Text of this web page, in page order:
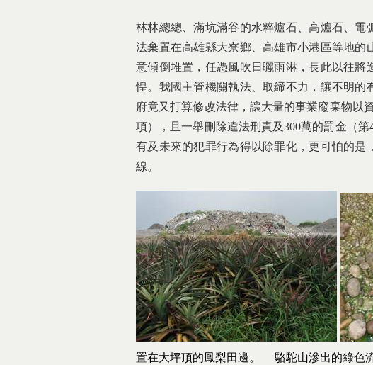
林林總總、滿坑滿谷的水粹爐石、高爐石、
法棄置在高雄縣大寮鄉、高雄市小港區等地
意傾倒堆置，任憑風吹日曬雨淋，長此以往
惶。我國主管機關執法、取締不力，讓不明
府竟又打算修改法律，讓大量的事業廢棄物以
項），且一舉刪除違法刑責及300萬的罰金（
有及未來的犯罪行為得以除罪化，更可怕的
線。
置在大坪頂的鳳梨田邊。 駱駝山滲出的綠色